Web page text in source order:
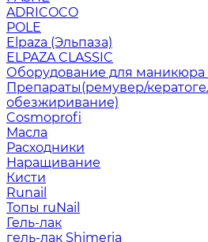
ADRICOCO
POLE
Elpaza (Эльпаза)
ELPAZA CLASSIC
Оборудование для
Препараты(ремувер/
обезжиривание)
Cosmoprofi
Масла
Расходники
Наращивание
Кисти
Runail
Топы ruNail
Гель-лак
гель-лак Shimeria